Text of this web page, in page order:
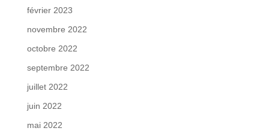
février 2023
novembre 2022
octobre 2022
septembre 2022
juillet 2022
juin 2022
mai 2022